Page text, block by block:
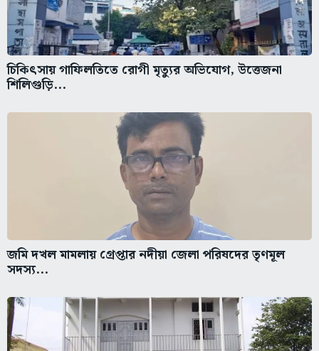
চিকিৎসায় গাফিলতিতে রোগী মৃত্যুর অভিযোগ, উত্তেজনা
শিলিগুড়ি...
জমি দখল মামলায় গ্রেপ্তার নদীয়া জেলা পরিষদের তৃণমূল
সদস্য...